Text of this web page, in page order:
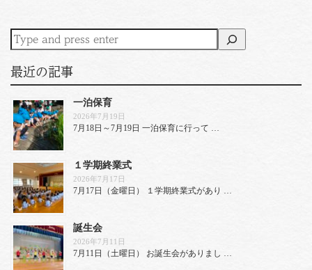
最近の記事
一泊保育
2026年7月19日
7月18日～7月19日 一泊保育に行って …
１学期終業式
2026年7月17日
7月17日（金曜日） １学期終業式があり …
誕生会
2026年7月11日
7月11日（土曜日） お誕生会がありまし …